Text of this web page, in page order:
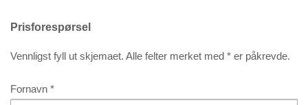
Prisforespørsel
Vennligst fyll ut skjemaet. Alle felter merket med * er påkrevde.
Fornavn *